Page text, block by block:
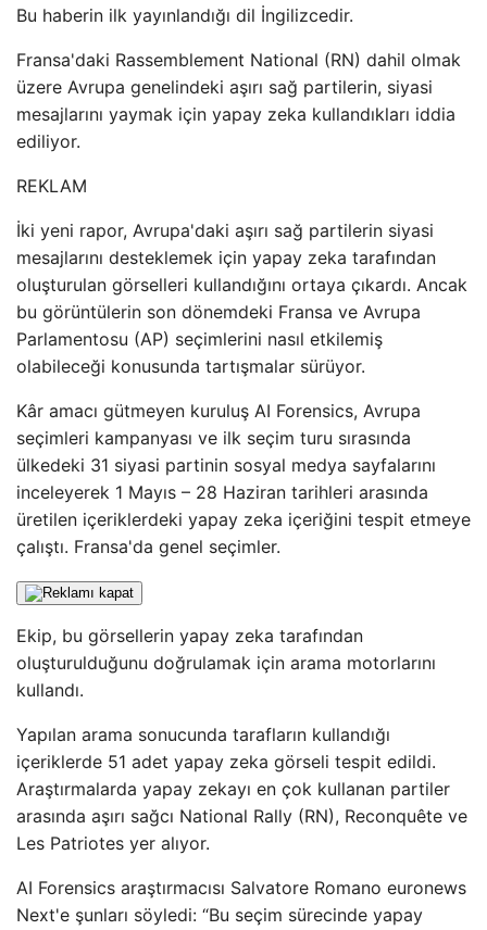
Bu haberin ilk yayınlandığı dil İngilizcedir.
Fransa'daki Rassemblement National (RN) dahil olmak
üzere Avrupa genelindeki aşırı sağ partilerin, siyasi
mesajlarını yaymak için yapay zeka kullandıkları iddia
ediliyor.
REKLAM
İki yeni rapor, Avrupa'daki aşırı sağ partilerin siyasi
mesajlarını desteklemek için yapay zeka tarafından
oluşturulan görselleri kullandığını ortaya çıkardı. Ancak
bu görüntülerin son dönemdeki Fransa ve Avrupa
Parlamentosu (AP) seçimlerini nasıl etkilemiş
olabileceği konusunda tartışmalar sürüyor.
Kâr amacı gütmeyen kuruluş AI Forensics, Avrupa
seçimleri kampanyası ve ilk seçim turu sırasında
ülkedeki 31 siyasi partinin sosyal medya sayfalarını
inceleyerek 1 Mayıs – 28 Haziran tarihleri ​​arasında
üretilen içeriklerdeki yapay zeka içeriğini tespit etmeye
çalıştı. Fransa'da genel seçimler.
Ekip, bu görsellerin yapay zeka tarafından
oluşturulduğunu doğrulamak için arama motorlarını
kullandı.
Yapılan arama sonucunda tarafların kullandığı
içeriklerde 51 adet yapay zeka görseli tespit edildi.
Araştırmalarda yapay zekayı en çok kullanan partiler
arasında aşırı sağcı National Rally (RN), Reconquête ve
Les Patriotes yer alıyor.
AI Forensics araştırmacısı Salvatore Romano euronews
Next'e şunları söyledi: “Bu seçim sürecinde yapay